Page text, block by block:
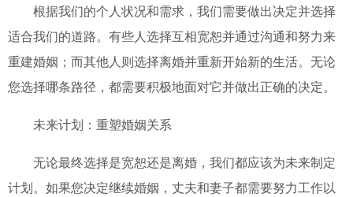
根据我们的个人状况和需求，我们需要做出决定并选择
适合我们的道路。有些人选择互相宽恕并通过沟通和努力来
重建婚姻；而其他人则选择离婚并重新开始新的生活。无论
您选择哪条路径，都需要积极地面对它并做出正确的决定。
未来计划：重塑婚姻关系
无论最终选择是宽恕还是离婚，我们都应该为未来制定
计划。如果您决定继续婚姻，丈夫和妻子都需要努力工作以